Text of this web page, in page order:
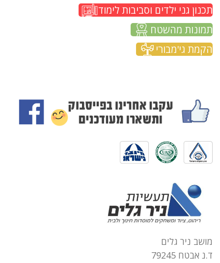
תכנון גני ילדים וסביבות לימוד
תמונות מהשטח
הקמת גי'מבורי
מושב ניר גלים
ד.נ אבטח 79245